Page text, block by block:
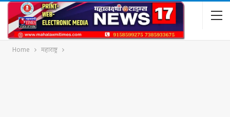
Home महाराष्ट्र